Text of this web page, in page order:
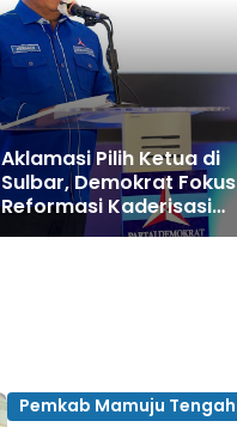
Aklamasi Pilih Ketua di
Sulbar, Demokrat Fokus
Reformasi Kaderisasi
dan Organisasi
Pemkab Mamuju Tengah